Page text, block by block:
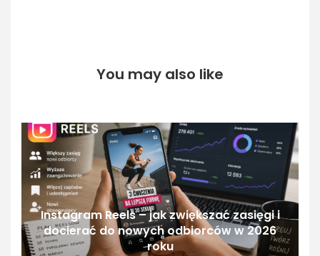
You may also like
Instagram Reels – jak zwiększać zasięgi i
docierać do nowych odbiorców w 2026
roku